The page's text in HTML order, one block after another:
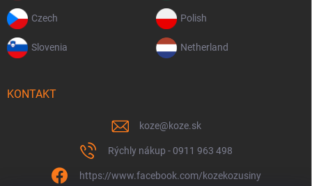
Czech Polish
Slovenia Netherland
KONTAKT
koze@koze.sk
Rýchly nákup - 0911 963 498
https://www.facebook.com/kozekozusiny